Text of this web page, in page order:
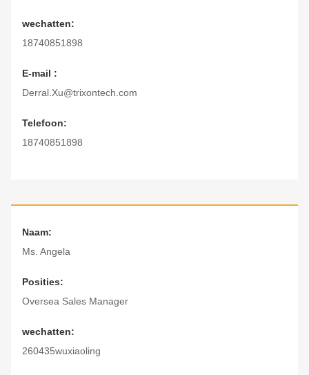
wechatten:
18740851898
E-mail :
Derral.Xu@trixontech.com
Telefoon:
18740851898
Naam:
Ms. Angela
Posities:
Oversea Sales Manager
wechatten:
260435wuxiaoling